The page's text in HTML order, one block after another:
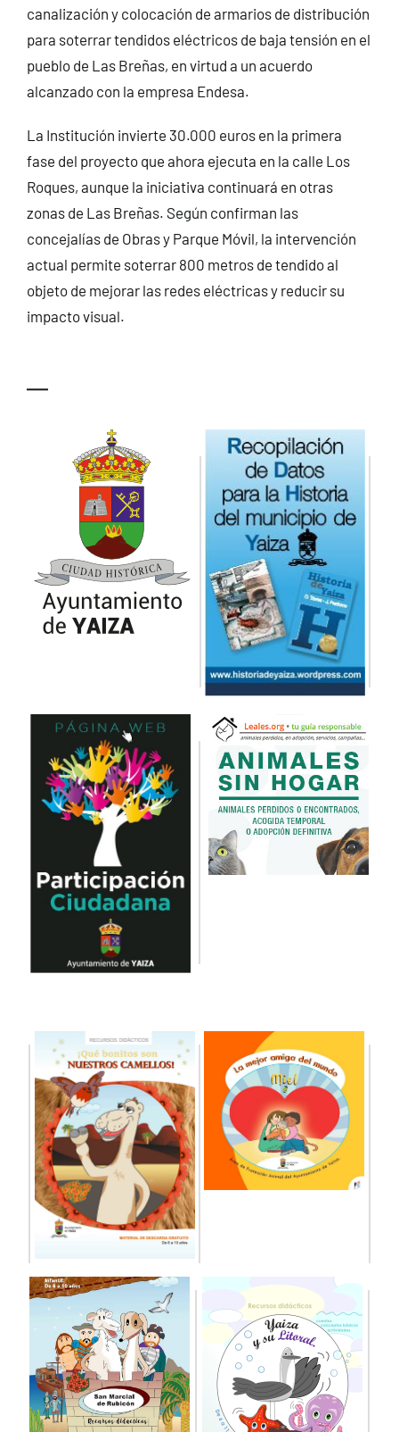
canalización y colocación de armarios de distribución
para soterrar tendidos eléctricos de baja tensión en el
pueblo de Las Breñas, en virtud a un acuerdo
alcanzado con la empresa Endesa.
La Institución invierte 30.000 euros en la primera
fase del proyecto que ahora ejecuta en la calle Los
Roques, aunque la iniciativa continuará en otras
zonas de Las Breñas. Según confirman las
concejalías de Obras y Parque Móvil, la intervención
actual permite soterrar 800 metros de tendido al
objeto de mejorar las redes eléctricas y reducir su
impacto visual.
—